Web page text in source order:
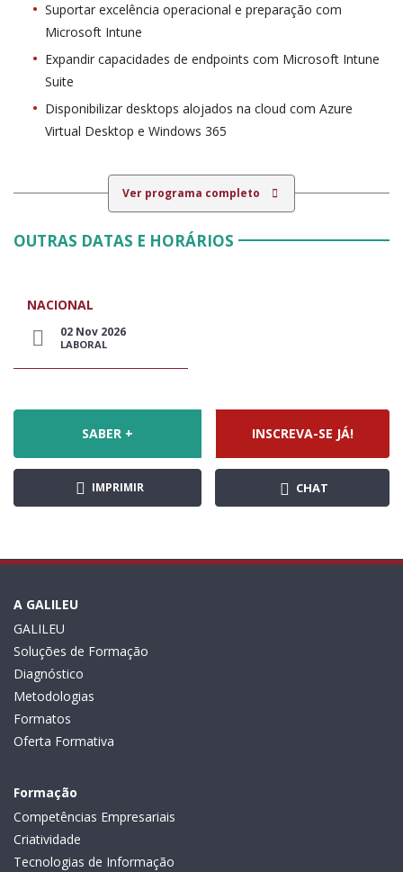
Suportar excelência operacional e preparação com
Microsoft Intune
Expandir capacidades de endpoints com Microsoft Intune
Suite
Disponibilizar desktops alojados na cloud com Azure
Virtual Desktop e Windows 365
Ver programa completo
OUTRAS DATAS E HORÁRIOS
NACIONAL
02 Nov 2026
LABORAL
SABER + INSCREVA-SE JÁ!
IMPRIMIR CHAT
A GALILEU
GALILEU
Soluções de Formação
Diagnóstico
Metodologias
Formatos
Oferta Formativa
Formação
Competências Empresariais
Criatividade
Tecnologias de Informação